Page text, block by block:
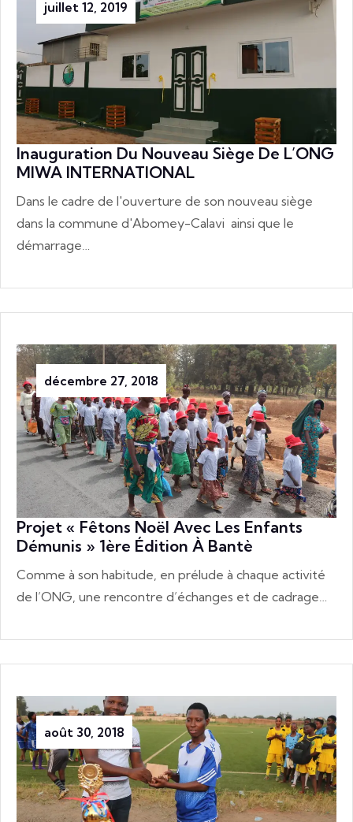
juillet 12, 2019
Inauguration Du Nouveau Siège De L’ONG
MIWA INTERNATIONAL
Dans le cadre de l'ouverture de son nouveau siège
dans la commune d'Abomey-Calavi ainsi que le
démarrage…
décembre 27, 2018
Projet « Fêtons Noël Avec Les Enfants
Démunis » 1ère Édition À Bantè
Comme à son habitude, en prélude à chaque activité
de l’ONG, une rencontre d’échanges et de cadrage…
août 30, 2018